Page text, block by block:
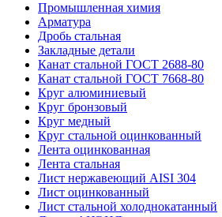
Промышленная химия
Арматура
Дробь стальная
Закладные детали
Канат стальной ГОСТ 2688-80
Канат стальной ГОСТ 7668-80
Круг алюминиевый
Круг бронзовый
Круг медный
Круг стальной оцинкованный
Лента оцинкованная
Лента стальная
Лист нержавеющий AISI 304
Лист оцинкованный
Лист стальной холоднокатанный